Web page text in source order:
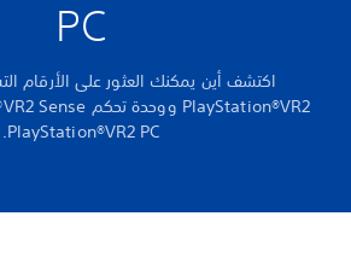
PC
اكتشف أين يمكنك العثور على الأرقام
PlayStation®VR2 PC.